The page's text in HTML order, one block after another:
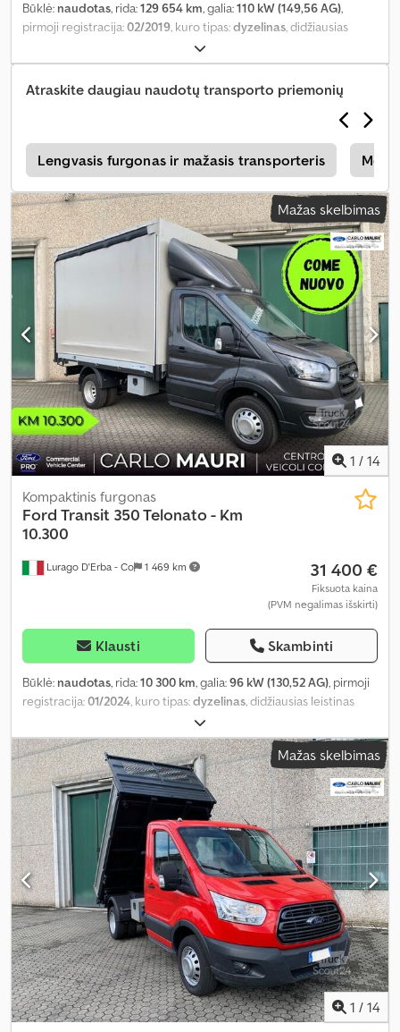
Būklė: naudotas, rida:129 654 km, galia:110 kW (149,56 AG),
pirmoji registracija:02/2019, kuro tipas:dyzelinas, didžiausias
, ašių konfigūracija:
mechaninis, emisijos klasė:Euro 6, pakaba:plienas, sėdimų vietų
skaičius:3 , Įranga: oro kondicionavimas, vairo stiprintuvas
Atraskite daugiau naudotų transporto priemonių
Lengvasis furgonas ir mažasis transporteris
Mažas skelbimas
1 / 14
Lurago D'Erba - Co 1 469 km
Kompaktinis furgonas
Ford Transit 350 Telonato - Km
10.300
31 400 €
Fiksuota kaina
(PVM negalimas išskirti)
Klausti Skambinti
Būklė: naudotas, rida:10 300 km, galia:96 kW (130,52 AG), pirmoji
registracija:01/2024, kuro tipas:dyzelinas, didžiausias leistinas
3 500 kg
pavaros tipas:mechaninis, emisijos klasė:Euro 6, sėdimų vietų
skaičius:3, krovimo vietos ilgis:3 500 mm, krovinių skyriaus plotis:
2 200 mm, krovos erdvės aukštis: 2 200 mm, Gamybos metai:2024,
Mažas skelbimas
1 / 14